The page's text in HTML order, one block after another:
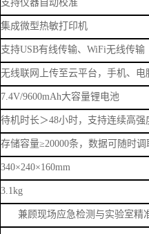
支持仪器自动校准
集成微型热敏打印机
支持USB有线传输、WiFi无线传输
无线联网上传至云平台，手机、
7.4V/9600mAh大容量锂电池
待机时长＞48小时，支持连续高
存储容量≥20000条，数据可随时
340×240×160mm
3.1kg
兼顾现场应急检测与实验室精